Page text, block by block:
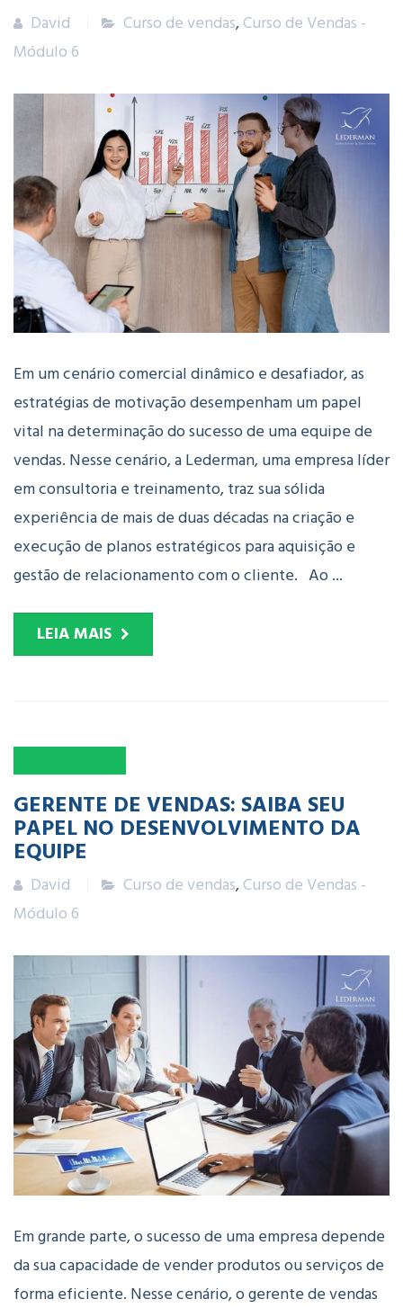
David Curso de vendas,Curso de Vendas -
Módulo 6
Em um cenário comercial dinâmico e desafiador, as
estratégias de motivação desempenham um papel
vital na determinação do sucesso de uma equipe de
vendas. Nesse cenário, a Lederman, uma empresa líder
em consultoria e treinamento, traz sua sólida
experiência de mais de duas décadas na criação e
execução de planos estratégicos para aquisição e
gestão de relacionamento com o cliente. Ao ...
LEIA MAIS
GERENTE DE VENDAS: SAIBA SEU
PAPEL NO DESENVOLVIMENTO DA
EQUIPE
David Curso de vendas,Curso de Vendas -
Módulo 6
Em grande parte, o sucesso de uma empresa depende
da sua capacidade de vender produtos ou serviços de
forma eficiente. Nesse cenário, o gerente de vendas